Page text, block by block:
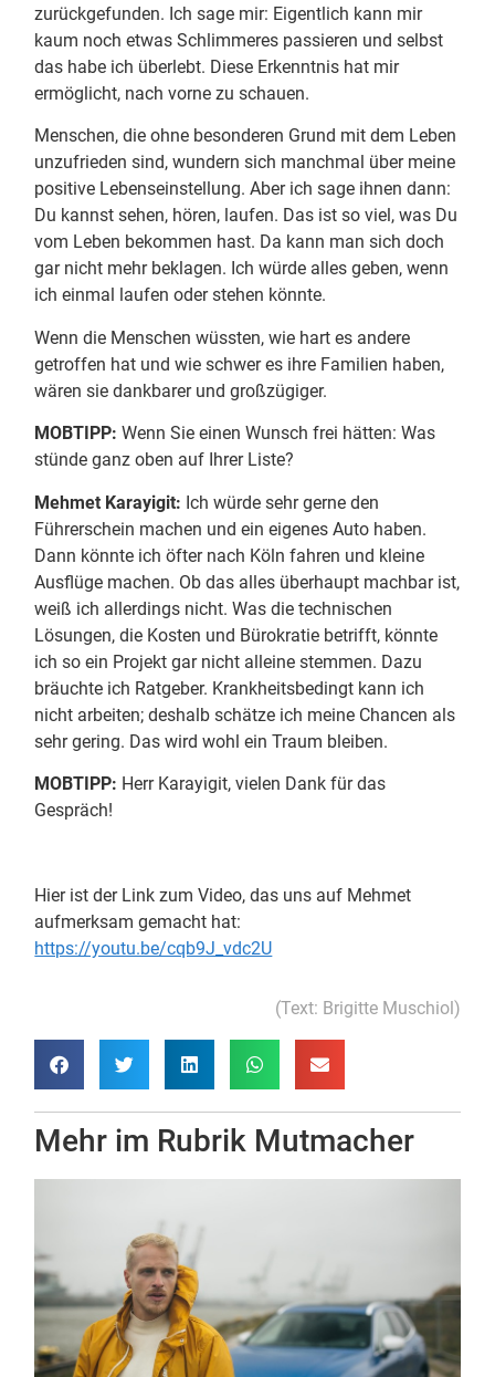
zurückgefunden. Ich sage mir: Eigentlich kann mir
kaum noch etwas Schlimmeres passieren und selbst
das habe ich überlebt. Diese Erkenntnis hat mir
ermöglicht, nach vorne zu schauen.
Menschen, die ohne besonderen Grund mit dem Leben
unzufrieden sind, wundern sich manchmal über meine
positive Lebenseinstellung. Aber ich sage ihnen dann:
Du kannst sehen, hören, laufen. Das ist so viel, was Du
vom Leben bekommen hast. Da kann man sich doch
gar nicht mehr beklagen. Ich würde alles geben, wenn
ich einmal laufen oder stehen könnte.
Wenn die Menschen wüssten, wie hart es andere
getroffen hat und wie schwer es ihre Familien haben,
wären sie dankbarer und großzügiger.
MOBTIPP: Wenn Sie einen Wunsch frei hätten: Was
stünde ganz oben auf Ihrer Liste?
Mehmet Karayigit: Ich würde sehr gerne den
Führerschein machen und ein eigenes Auto haben.
Dann könnte ich öfter nach Köln fahren und kleine
Ausflüge machen. Ob das alles überhaupt machbar ist,
weiß ich allerdings nicht. Was die technischen
Lösungen, die Kosten und Bürokratie betrifft, könnte
ich so ein Projekt gar nicht alleine stemmen. Dazu
bräuchte ich Ratgeber. Krankheitsbedingt kann ich
nicht arbeiten; deshalb schätze ich meine Chancen als
sehr gering. Das wird wohl ein Traum bleiben.
MOBTIPP: Herr Karayigit, vielen Dank für das
Gespräch!
Hier ist der Link zum Video, das uns auf Mehmet
aufmerksam gemacht hat:
https://youtu.be/cqb9J_vdc2U
(Text: Brigitte Muschiol)
Mehr im Rubrik Mutmacher